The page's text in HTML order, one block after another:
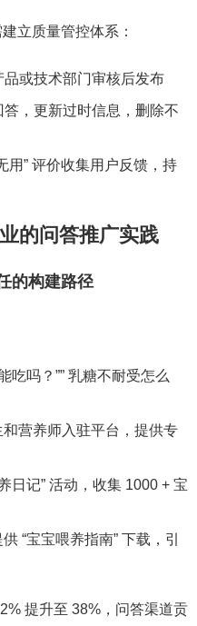
立质量管控体系：
或技术部门审核后发布
答，更新过时信息，删除不
用” 评价收集用户反馈，持
的问答推广实践
的构建路径
吃吗？”” 乳糖不耐受怎么
和营养师入驻平台，提供专
日记” 活动，收集 1000 + 宝
“宝宝喂养指南” 下载，引
提升至 38%，问答渠道贡